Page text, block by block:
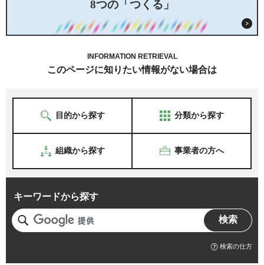
8つの「つくる」
INFORMATION RETRIEVAL
このページに知りたい情報がない場合は
目的から探す 分類から探す
組織から探す 事業者の方へ
キーワードから探す
検索の仕方